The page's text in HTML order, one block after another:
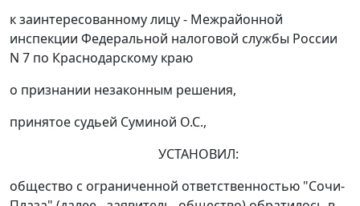
к заинтересованному лицу - Межрайонной
инспекции Федеральной налоговой службы России
N 7 по Краснодарскому краю
о признании незаконным решения,
принятое судьей Суминой О.С.,
УСТАНОВИЛ:
общество с ограниченной ответственностью "Сочи-